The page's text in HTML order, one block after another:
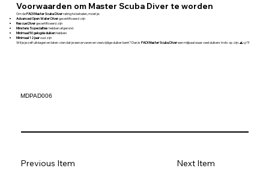
Voorwaarden om Master Scuba Diver te worden
Om dePADI Master Scuba Diverrating te behalen, moet je:
Advanced Open Water Divergecertificeerd zijn
Rescue Divergecertificeerd zijn
Minstens 5 specialties hebben afgerond
Minimaal 50 gelogde duikenhebben
Minimaal 12 jaaroud zijn
Wil je jezelf uitdagen en laten zien dat je een ervaren en veelzijdige duiker bent? Dan is PADI Master Scuba Divereen mijlpaal waar veel duikers trots op zijn. 🌊🤿🏅
MDPAD006
Previous Item Next Item